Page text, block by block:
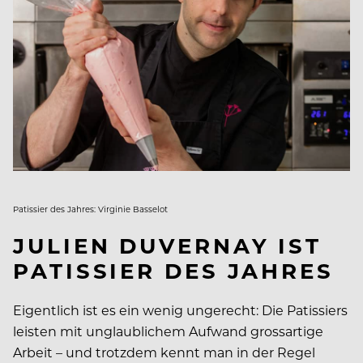
Patissier des Jahres: Virginie Basselot
JULIEN DUVERNAY IST
PATISSIER DES JAHRES
Eigentlich ist es ein wenig ungerecht: Die Patissiers
leisten mit unglaublichem Aufwand grossartige
Arbeit – und trotzdem kennt man in der Regel